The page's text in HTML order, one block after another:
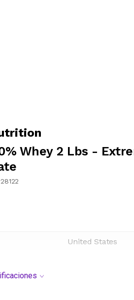
Whey 2 Lbs -
United States